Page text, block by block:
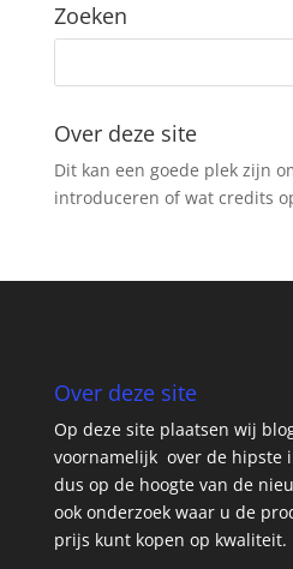
Zoeken
Over deze site
Dit kan een goede plek zijn
introduceren of wat credits
Over deze site
Op deze site plaatsen wij
voornamelijk over de hipste
dus op de hoogte van de
ook onderzoek waar u de
prijs kunt kopen op kwaliteit.